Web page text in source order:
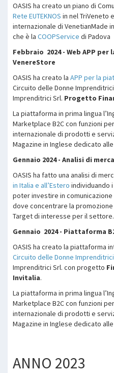
OASIS ha creato un piano di
Rete EUTEKNOS in nel TriVeneto
internazionale di VenetianMade
che è la COOPService di Padova
Febbraio 2024 - Web APP per
VenereStore
OASIS ha creato la APP per la
Circuito delle Donne
Imprenditrici Srl. Progetto
La piattaforma in prima lingua
Marketplace B2C con funzioni
internazionale di prodotti e
Magazine in Inglese dedicato
Gennaio 2024 - Analisi di
OASIS ha fatto una analisi di
in Italia e all’Estero individuando
poter investire in
dove concentrare la promozione
Target di interesse per il settore.
Gennaio 2024 - Piattaforma
OASIS ha creato la piattaforma
Circuito delle Donne Imprenditrici
Imprenditrici Srl. con progetto
Invitalia.
La piattaforma in prima lingua
Marketplace B2C con funzioni
internazionale di prodotti e
Magazine in Inglese dedicato
ANNO 2023